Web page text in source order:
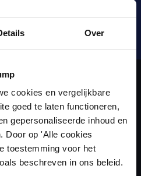
Over
cookies en vergelijkbare
goed te laten functioneren,
gepersonaliseerde inhoud en
Door op 'Alle cookies
toestemming voor het
beschreven in ons beleid.
Verstuur
waar u niet alleen in onze
en sanitair, maar ook
onze 1000 m²
21 volledig ingerichte
van compact tot luxe. Onze
je persoonlijk, en je vindt
voorraad. Gratis parkeren
terrein.